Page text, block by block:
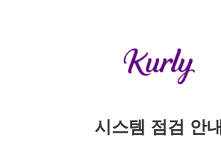
시스템 점검 안내